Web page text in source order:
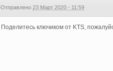
Отправлено23 Март 2020 - 11:59
Поделитесь ключиком от KTS,